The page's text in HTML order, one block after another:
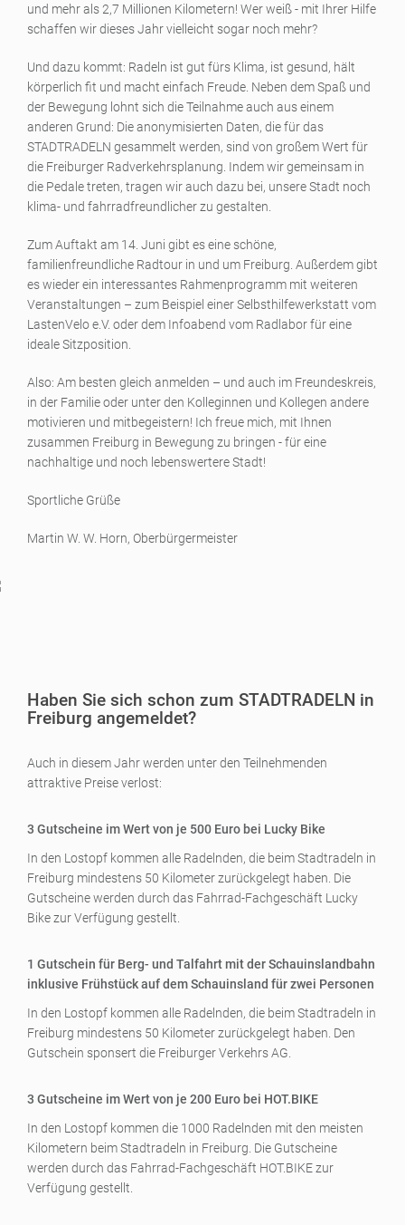
und mehr als 2,7 Millionen Kilometern! Wer weiß - mit Ihrer Hilfe
schaffen wir dieses Jahr vielleicht sogar noch mehr?
Und dazu kommt: Radeln ist gut fürs Klima, ist gesund, hält
körperlich fit und macht einfach Freude. Neben dem Spaß und
der Bewegung lohnt sich die Teilnahme auch aus einem
anderen Grund: Die anonymisierten Daten, die für das
STADTRADELN gesammelt werden, sind von großem Wert für
die Freiburger Radverkehrsplanung. Indem wir gemeinsam in
die Pedale treten, tragen wir auch dazu bei, unsere Stadt noch
klima- und fahrradfreundlicher zu gestalten.
Zum Auftakt am 14. Juni gibt es eine schöne,
familienfreundliche Radtour in und um Freiburg. Außerdem gibt
es wieder ein interessantes Rahmenprogramm mit weiteren
Veranstaltungen – zum Beispiel einer Selbsthilfewerkstatt vom
LastenVelo e.V. oder dem Infoabend vom Radlabor für eine
ideale Sitzposition.
Also: Am besten gleich anmelden – und auch im Freundeskreis,
in der Familie oder unter den Kolleginnen und Kollegen andere
motivieren und mitbegeistern! Ich freue mich, mit Ihnen
zusammen Freiburg in Bewegung zu bringen - für eine
nachhaltige und noch lebenswertere Stadt!
Sportliche Grüße
Martin W. W. Horn, Oberbürgermeister
Haben Sie sich schon zum STADTRADELN in
Freiburg angemeldet?
Auch in diesem Jahr werden unter den Teilnehmenden
attraktive Preise verlost:
3 Gutscheine im Wert von je 500 Euro bei Lucky Bike
In den Lostopf kommen alle Radelnden, die beim Stadtradeln in
Freiburg mindestens 50 Kilometer zurückgelegt haben. Die
Gutscheine werden durch das Fahrrad-Fachgeschäft Lucky
Bike zur Verfügung gestellt.
1 Gutschein für Berg- und Talfahrt mit der Schauinslandbahn
inklusive Frühstück auf dem Schauinsland für zwei Personen
In den Lostopf kommen alle Radelnden, die beim Stadtradeln in
Freiburg mindestens 50 Kilometer zurückgelegt haben. Den
Gutschein sponsert die Freiburger Verkehrs AG.
3 Gutscheine im Wert von je 200 Euro bei HOT.BIKE
In den Lostopf kommen die 1000 Radelnden mit den meisten
Kilometern beim Stadtradeln in Freiburg. Die Gutscheine
werden durch das Fahrrad-Fachgeschäft HOT.BIKE zur
Verfügung gestellt.